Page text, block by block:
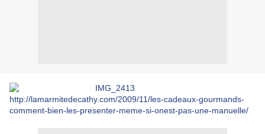
http://lamarmitedecathy.com/2009/11/les-cadeaux-gourmands-
comment-bien-les-presenter-meme-si-onest-pas-une-manuelle/